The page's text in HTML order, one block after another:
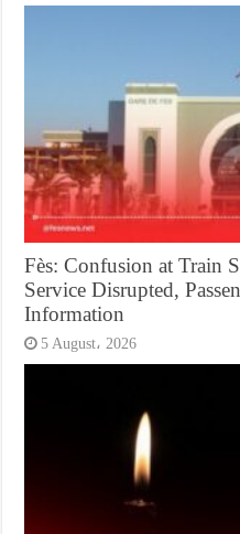
Fès: Confusion at Train
Service Disrupted,
Information
5 August، 2026